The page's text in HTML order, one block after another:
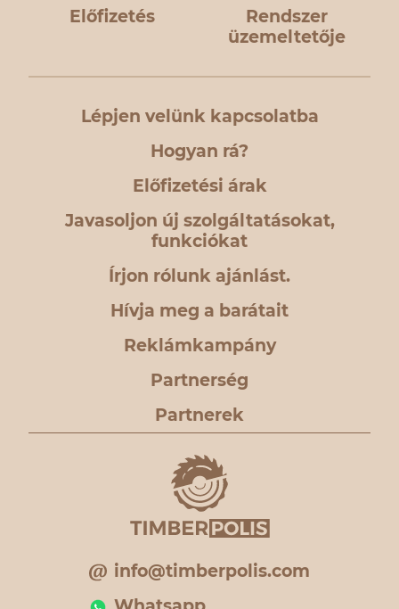
Előfizetés
Rendszer
üzemeltetője
Lépjen velünk kapcsolatba
Hogyan rá?
Előfizetési árak
Javasoljon új szolgáltatásokat,
funkciókat
Írjon rólunk ajánlást.
Hívja meg a barátait
Reklámkampány
Partnerség
Partnerek
info@timberpolis.com